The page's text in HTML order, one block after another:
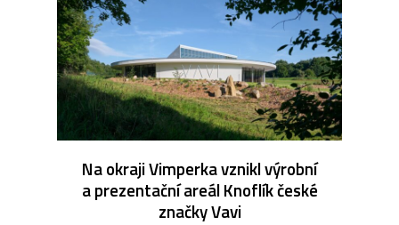
Na okraji Vimperka vznikl výrobní
a prezentační areál Knoflík české
značky Vavi